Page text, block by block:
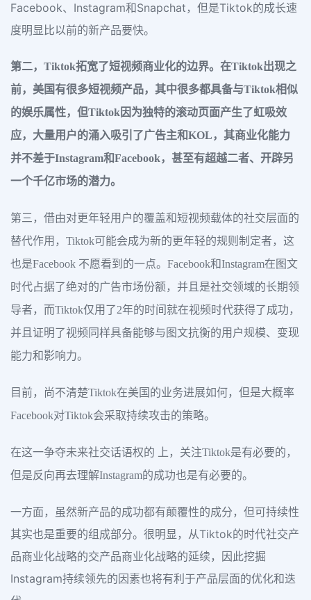
Facebook、Instagram和Snapchat，但是Tiktok的成长速
度明显比以前的新产品要快。
第二，Tiktok拓宽了短视频商业化的边界。在Tiktok出现之
前，美国有很多短视频产品，其中很多都具备与Tiktok相似
的娱乐属性，但Tiktok因为独特的滚动页面产生了虹吸效
应，大量用户的涌入吸引了广告主和KOL，其商业化能力
并不差于Instagram和Facebook，甚至有超越二者、开辟另
一个千亿市场的潜力。
第三，借由对更年轻用户的覆盖和短视频载体的社交层面的
替代作用，Tiktok可能会成为新的更年轻的规则制定者，这
也是Facebook 不愿看到的一点。Facebook和Instagram在图文
时代占据了绝对的广告市场份额，并且是社交领域的长期领
导者，而Tiktok仅用了2年的时间就在视频时代获得了成功，
并且证明了视频同样具备能够与图文抗衡的用户规模、变现
能力和影响力。
目前，尚不清楚Tiktok在美国的业务进展如何，但是大概率
Facebook对Tiktok会采取持续攻击的策略。
在这一争夺未来社交话语权的 上，关注Tiktok是有必要的，
但是反向再去理解Instagram的成功也是有必要的。
一方面，虽然新产品的成功都有颠覆性的成分，但可持续性
其实也是重要的组成部分。很明显，从Tiktok的时代社交产
品商业化战略的交产品商业化战略的延续，因此挖掘
Instagram持续领先的因素也将有利于产品层面的优化和迭